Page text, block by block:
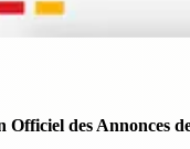
des Annonces